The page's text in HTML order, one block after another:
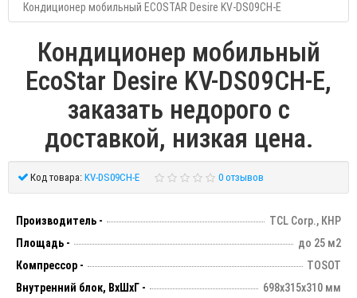
Кондиционер мобильный ECOSTAR Desire KV-DS09CH-E
Кондиционер мобильный
EcoStar Desire KV-DS09CH-E,
заказать недорого с
доставкой, низкая цена.
Код товара: KV-DS09CH-E 0 отзывов
Производитель -
TCL Corp., КНР
Площадь -
до 25 м2
Компрессор -
TOSOT
Внутренний блок, ВхШхГ -
698х315х310 мм